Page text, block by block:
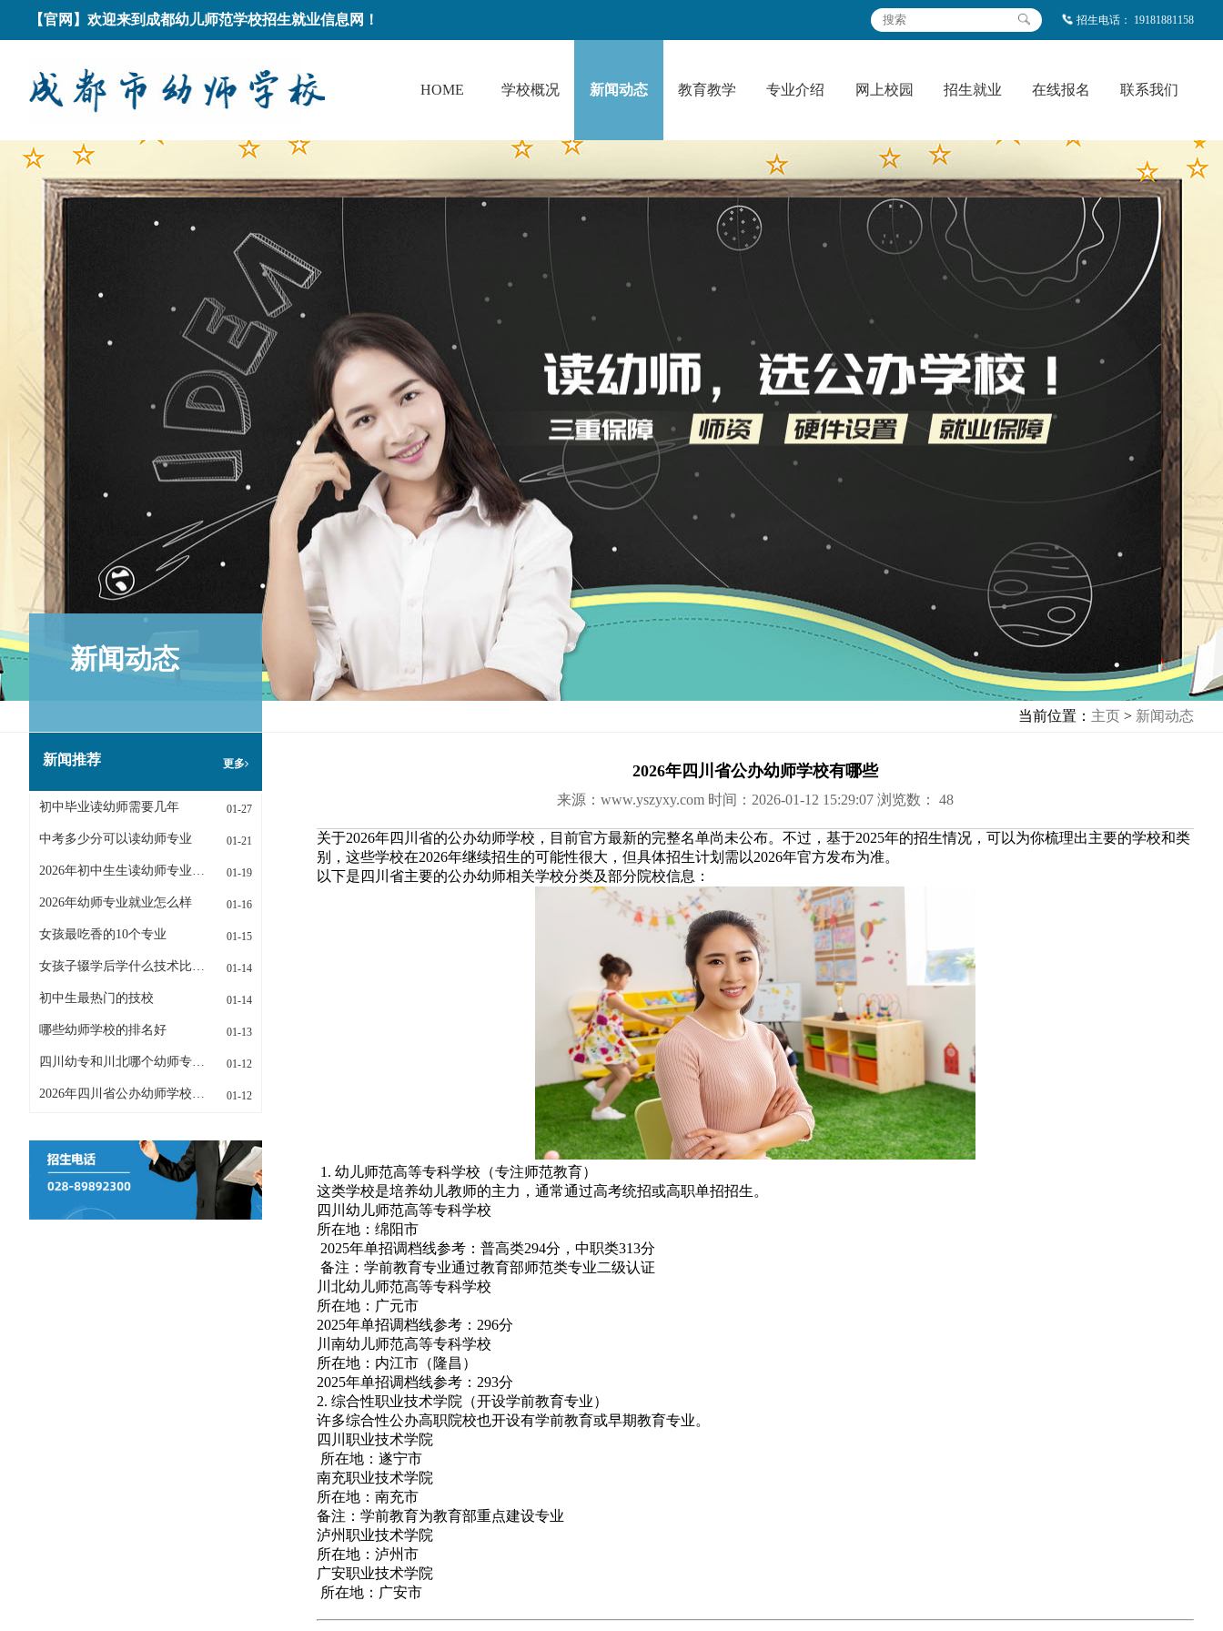
【官网】欢迎来到成都幼儿师范学校招生就业信息网！ 招生电话： 19181881158
HOME 学校概况 新闻动态 教育教学 专业介绍 网上校园 招生就业 在线报名 联系我们
新闻动态
当前位置： 主页 > 新闻动态
新闻推荐 更多
初中毕业读幼师需要几年 01-27
中考多少分可以读幼师专业 01-21
2026年初中生生读幼师专业招生条件是什么 01-19
2026年幼师专业就业怎么样 01-16
女孩最吃香的10个专业 01-15
女孩子辍学后学什么技术比较好 01-14
初中生最热门的技校 01-14
哪些幼师学校的排名好 01-13
四川幼专和川北哪个幼师专业更好 01-12
2026年四川省公办幼师学校有哪些 01-12
2026年四川省公办幼师学校有哪些
来源：www.yszyxy.com 时间：2026-01-12 15:29:07 浏览数： 48
关于2026年四川省的公办幼师学校，目前官方最新的完整名单尚未公布。不过，基于2025年的招生情况，可以为你梳理出主要的学校和类
别，这些学校在2026年继续招生的可能性很大，但具体招生计划需以2026年官方发布为准。
以下是四川省主要的公办幼师相关学校分类及部分院校信息：
1. 幼儿师范高等专科学校（专注师范教育）
这类学校是培养幼儿教师的主力，通常通过高考统招或高职单招招生。
四川幼儿师范高等专科学校
所在地：绵阳市
2025年单招调档线参考：普高类294分，中职类313分
备注：学前教育专业通过教育部师范类专业二级认证
川北幼儿师范高等专科学校
所在地：广元市
2025年单招调档线参考：296分
川南幼儿师范高等专科学校
所在地：内江市（隆昌）
2025年单招调档线参考：293分
2. 综合性职业技术学院（开设学前教育专业）
许多综合性公办高职院校也开设有学前教育或早期教育专业。
四川职业技术学院
所在地：遂宁市
南充职业技术学院
所在地：南充市
备注：学前教育为教育部重点建设专业
泸州职业技术学院
所在地：泸州市
广安职业技术学院
所在地：广安市